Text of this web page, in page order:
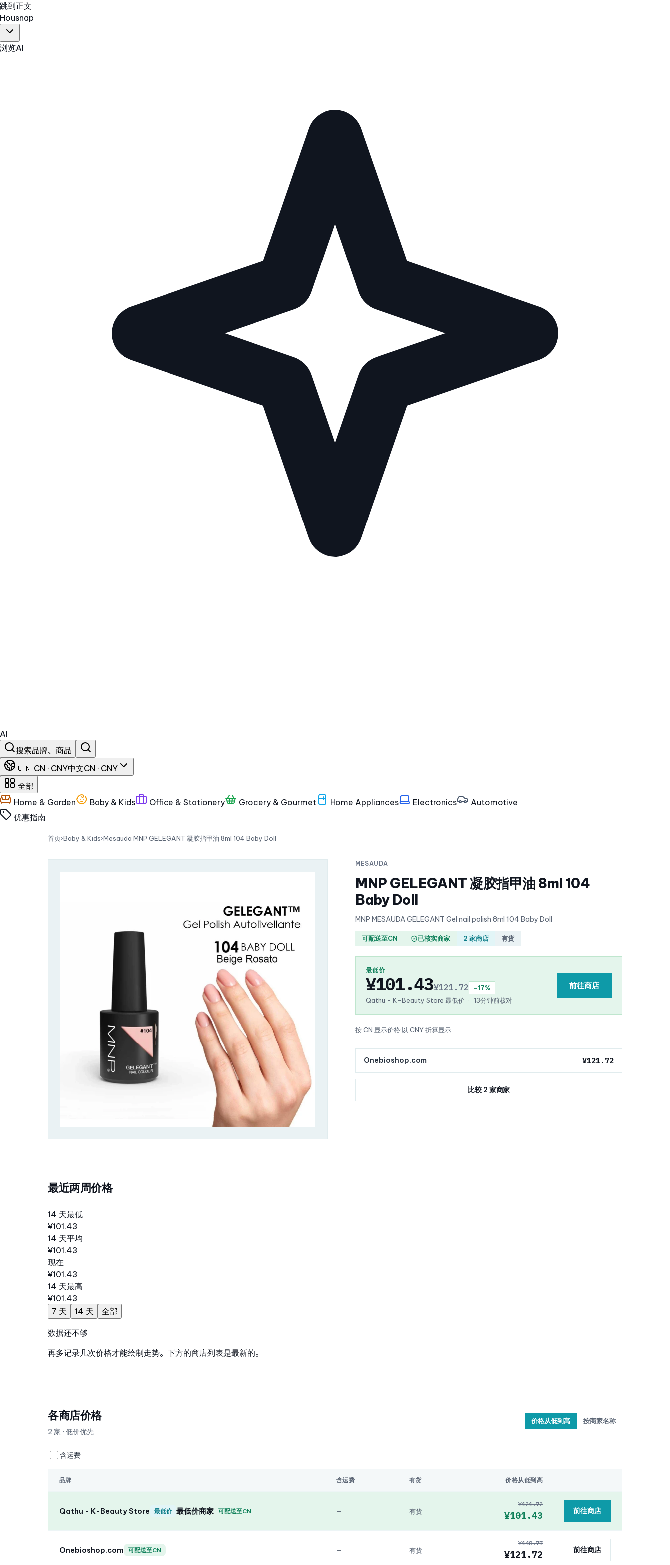
跳到正文
Housnap
浏览AI
AI
搜索品牌、商品
🇨🇳 CN · CNY中文CN · CNY
全部
Home & Garden
Baby & Kids Office & Stationery Grocery & Gourmet Home Appliances Electronics
Automotive
优惠指南
首页›Baby & Kids›Mesauda MNP GELEGANT 凝胶指甲油 8ml 104 Baby Doll
MESAUDA
MNP GELEGANT 凝胶指甲油 8ml 104
Baby Doll
MNP MESAUDA GELEGANT Gel nail polish 8ml 104 Baby Doll
可配送至CN 已核实商家 2 家商店 有货
最低价
¥101.43¥121.72
−17%
Qathu - K-Beauty Store 最低价 · 13分钟前核对
前往商店
按 CN 显示价格·以 CNY 折算显示
Onebioshop.com ¥121.72
比较 2 家商家
最近两周价格
14 天最低
¥101.43
14 天平均
¥101.43
现在
¥101.43
14 天最高
¥101.43
7 天
14 天 全部
数据还不够
再多记录几次价格才能绘制走势。下方的商店列表是最新的。
各商店价格
2 家 · 低价优先
价格从低到高 按商家名称
含运费
品牌 含运费 有货 价格从低到高
Qathu - K-Beauty Store 最低价 最低价商家 可配送至CN — 有货
¥121.72
¥101.43 前往商店
Onebioshop.com 可配送至CN — 有货
¥148.77
¥121.72 前往商店